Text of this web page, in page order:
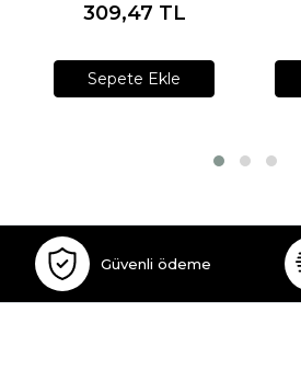
309,47 TL
Sepete Ekle
Güvenli ödeme